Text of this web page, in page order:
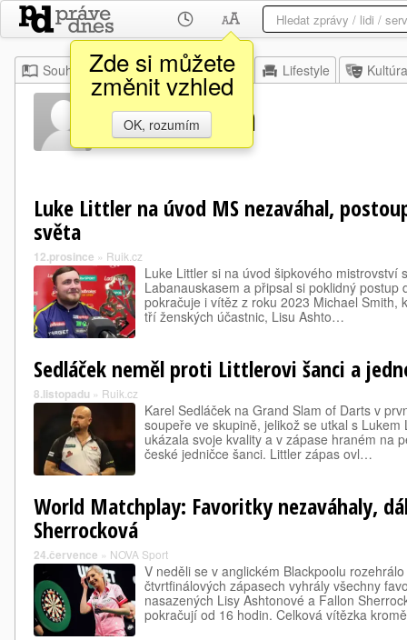
Zde si můžete
změnit vzhled
OK, rozumím
Souhrn Moje Z domova Lifestyle Kultúra
Lisa Ashton
Luke Littler na úvod MS nezaváhal,
světa
12.prosince » Ruik.cz
Luke Littler si na úvod šipkového mistrovství
Labanauskasem a připsal si poklidný postup
pokračuje i vítěz z roku 2023 Michael Smith,
tří ženských účastnic, Lisu Ashto…
Sedláček neměl proti Littlerovi šanci a
8.listopadu » Ruik.cz
Karel Sedláček na Grand Slam of Darts v
soupeře ve skupině, jelikož se utkal s Lukem
ukázala svoje kvality a v zápase hraném na
české jedničce šanci. Littler zápas ovl…
World Matchplay: Favoritky nezaváhaly,
Sherrocková
24.července » NOVA Sport
V neděli se v anglickém Blackpoolu
čtvrtfinálových zápasech vyhrály všechny
nasazených Lisy Ashtonové a Fallon
pokračují od 16 hodin. Celková vítězka